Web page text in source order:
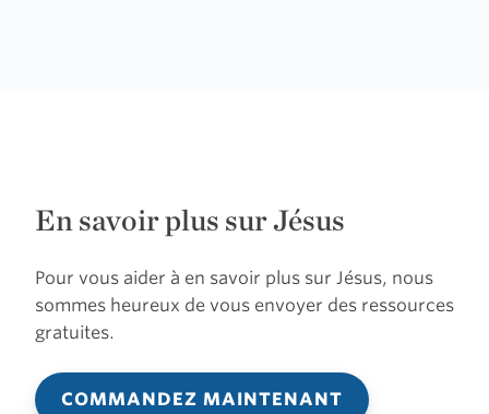
En savoir plus sur Jésus
Pour vous aider à en savoir plus sur Jésus, nous
sommes heureux de vous envoyer des ressources
gratuites.
COMMANDEZ MAINTENANT